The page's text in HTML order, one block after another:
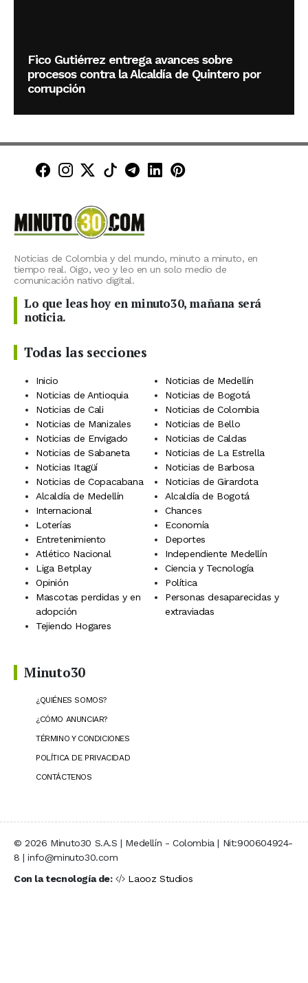
Fico Gutiérrez entrega avances sobre
procesos contra la Alcaldía de Quintero por
corrupción
Minuto30 en Facebook
Minuto30 en Instagram
Minuto30 en X (Twitter)
Minuto30 en TikTok
Canal de Minuto30 en
Minuto30 en LinkedIn
Minuto30 en
Noticias de Colombia y del mundo, minuto a minuto, en
tiempo real. Oigo, veo y leo en un solo medio de
comunicación nativo digital.
Lo que leas hoy en minuto30, mañana será
noticia.
Todas las secciones
Inicio
Noticias de Medellín
Noticias de Antioquia
Noticias de Bogotá
Noticias de Cali
Noticias de Colombia
Noticias de Manizales
Noticias de Bello
Noticias de Envigado
Noticias de Caldas
Noticias de Sabaneta
Noticias de La Estrella
Noticias Itagüí
Noticias de Barbosa
Noticias de Copacabana
Noticias de Girardota
Alcaldía de Medellín
Alcaldía de Bogotá
Internacional
Chances
Loterías
Economía
Entretenimiento
Deportes
Atlético Nacional
Independiente Medellín
Liga Betplay
Ciencia y Tecnología
Opinión
Política
Mascotas perdidas y en
adopción
Personas desaparecidas y
extraviadas
Tejiendo Hogares
Minuto30
¿QUIÉNES SOMOS?
¿CÓMO ANUNCIAR?
TÉRMINO Y CONDICIONES
POLÍTICA DE PRIVACIDAD
CONTÁCTENOS
© 2026 Minuto30 S.A.S | Medellín - Colombia | Nit:900604924-
8 | info@minuto30.com
Con la tecnología de:
Laooz Studios